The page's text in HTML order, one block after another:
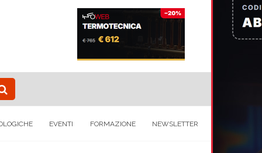
EVENTI FORMAZIONE NEWSLETTER